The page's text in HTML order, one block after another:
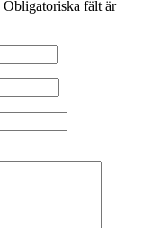
Obligatoriska fält är